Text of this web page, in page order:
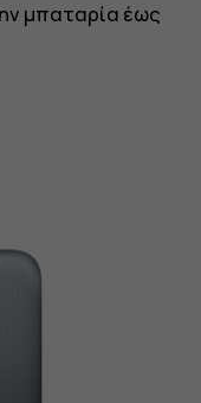
μπαταρία έως